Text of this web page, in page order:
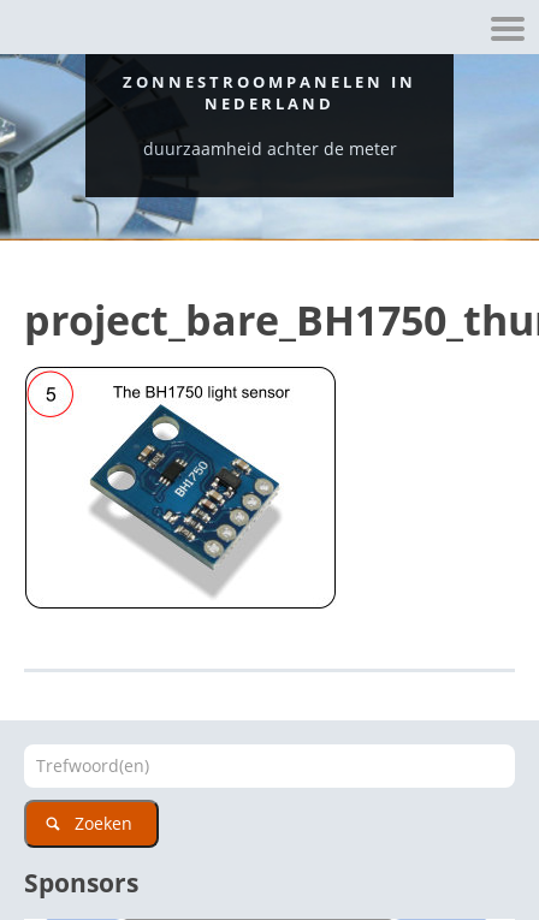
ZONNESTROOMPANELEN IN
NEDERLAND
duurzaamheid achter de meter
Zoeken
Sponsors